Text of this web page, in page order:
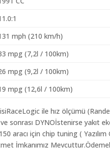
mph (210 km/h)
mpg (7,2l / 100km)
mpg (9,2l / 100km)
mpg (12,6l / 100km)
ile hız ölçümü
sonrası DYNOİstenirse yakıt
aracı için chip tuning (
İmkanımız